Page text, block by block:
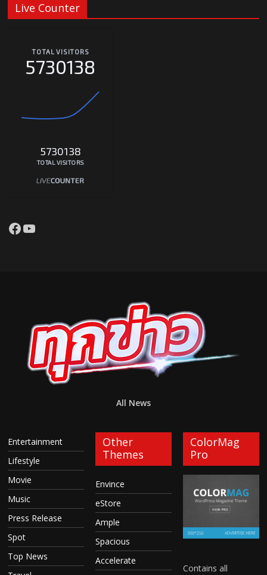
Live Counter
TOTAL VISITORS
5730138
5730138
TOTAL VISITORS
Facebook
YouTube
All News
Entertainment
Lifestyle
Movie
Music
Press Release
Spot
Top News
Other
Themes
Envince
eStore
Ample
Spacious
Accelerate
ColorMag
Pro
Contains all